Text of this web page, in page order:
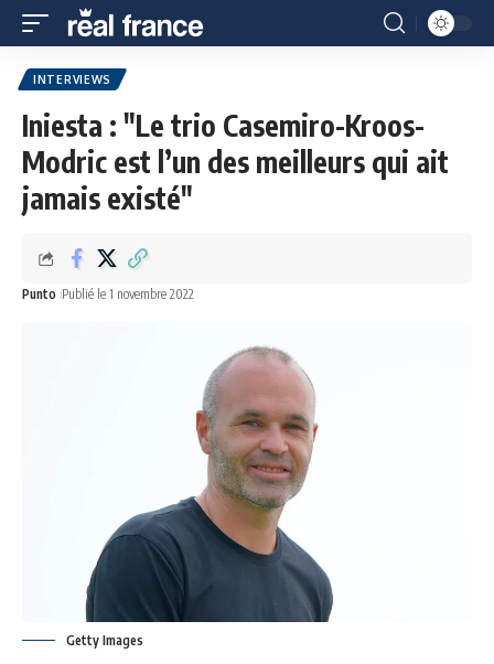
INTERVIEWS
Iniesta : "Le trio Casemiro-Kroos-
Modric est l’un des meilleurs qui ait
jamais existé"
Punto Publié le 1 novembre 2022
Getty Images